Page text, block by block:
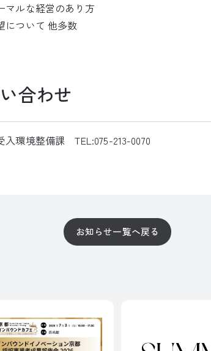
マルな経営のあり方
について 他多数
合わせ
環境整備課 TEL:075-213-0070
お知らせ一覧へ戻る